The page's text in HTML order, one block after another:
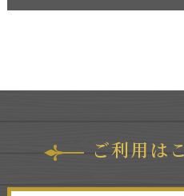
ご利用は